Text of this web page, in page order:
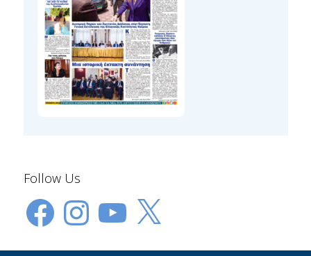
Follow Us
FacebookInstagramYouTube
X